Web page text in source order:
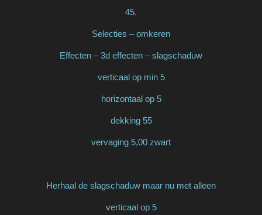
45.
Selecties – omkeren
Effecten – 3d effecten – slagschaduw
verticaal op min 5
horizontaal op 5
dekking 55
vervaging 5,00 zwart
Herhaal de slagschaduw maar nu met alleen
verticaal op 5